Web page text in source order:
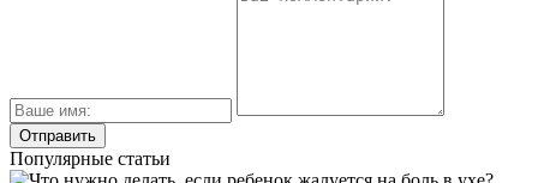
Популярные статьи